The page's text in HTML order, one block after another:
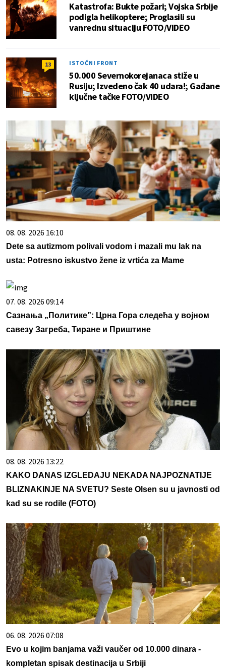
Katastrofa: Bukte požari; Vojska Srbije
podigla helikoptere; Proglasili su
vanrednu situaciju FOTO/VIDEO
13 ISTOČNI FRONT
50.000 Severnokorejanaca stiže u
Rusiju; Izvedeno čak 40 udara!; Gađane
ključne tačke FOTO/VIDEO
08. 08. 2026 16:10
Dete sa autizmom polivali vodom i mazali mu lak na
usta: Potresno iskustvo žene iz vrtića za Mame
07. 08. 2026 09:14
Сазнања „Политике”: Црна Гора следећа у војном
савезу Загреба, Тиране и Приштине
08. 08. 2026 13:22
KAKO DANAS IZGLEDAJU NEKADA NAJPOZNATIJE
BLIZNAKINJE NA SVETU? Seste Olsen su u javnosti od
kad su se rodile (FOTO)
06. 08. 2026 07:08
Evo u kojim banjama važi vaučer od 10.000 dinara -
kompletan spisak destinacija u Srbiji